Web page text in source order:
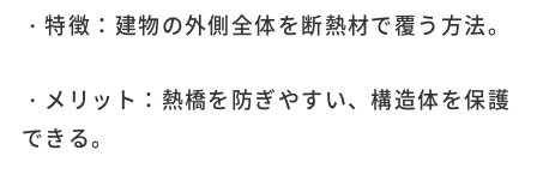
・特徴：建物の外側全体を断熱材で覆う方法。
・メリット：熱橋を防ぎやすい、構造体を保護
できる。